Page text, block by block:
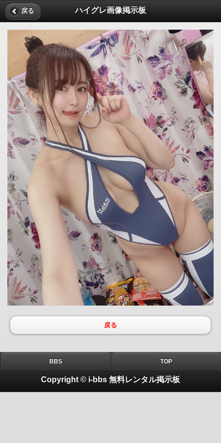
戻る ハイグレ画像掲示板
戻る
BBS TOP
Copyright © i-bbs 無料レンタル掲示板